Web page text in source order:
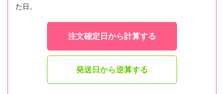
た日。
注文確定日から計算する
発送日から逆算する